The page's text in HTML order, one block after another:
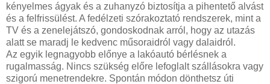
kényelmes ágyak és a zuhanyzó biztosítja a pihentető alvást
és a felfrissülést. A fedélzeti szórakoztató rendszerek, mint a
TV és a zenelejátszó, gondoskodnak arról, hogy az utazás
alatt se maradj le kedvenc műsoraidról vagy dalaidról.
Az egyik legnagyobb előnye a lakóautó bérlésnek a
rugalmasság. Nincs szükség előre lefoglalt szállásokra vagy
szigorú menetrendekre. Spontán módon dönthetsz úti